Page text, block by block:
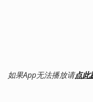
如果App无法播放请点此